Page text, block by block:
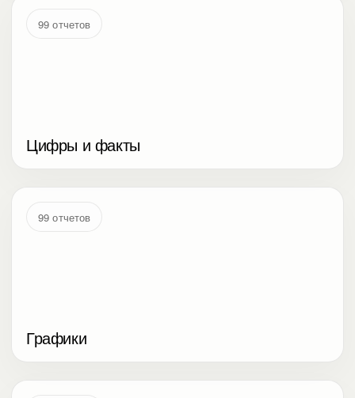
99 отчетов
Цифры и факты
99 отчетов
Графики